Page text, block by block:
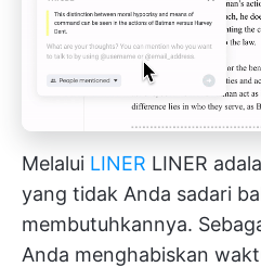
Melalui LINER LINER
yang tidak Anda sadari
membutuhkannya.
Anda menghabiskan